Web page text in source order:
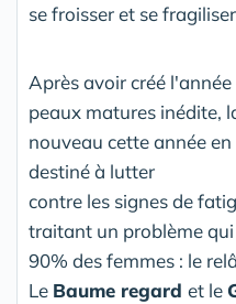
se froisser et se
Après avoir créé
peaux matures inédite,
nouveau cette année en
destiné à lutter
contre les signes de
traitant un problème
90% des femmes : le
Le Baume regard et le